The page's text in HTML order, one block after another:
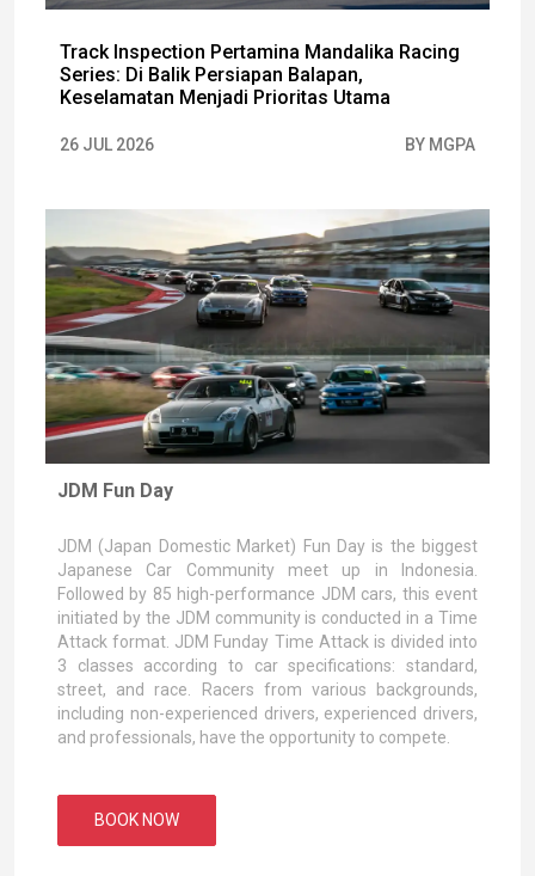
Track Inspection Pertamina Mandalika Racing
Series: Di Balik Persiapan Balapan,
Keselamatan Menjadi Prioritas Utama
26 JUL 2026 BY MGPA
JDM Fun Day
JDM (Japan Domestic Market) Fun Day is the biggest
Japanese Car Community meet up in Indonesia.
Followed by 85 high-performance JDM cars, this event
initiated by the JDM community is conducted in a Time
Attack format. JDM Funday Time Attack is divided into
3 classes according to car specifications: standard,
street, and race. Racers from various backgrounds,
including non-experienced drivers, experienced drivers,
and professionals, have the opportunity to compete.
BOOK NOW